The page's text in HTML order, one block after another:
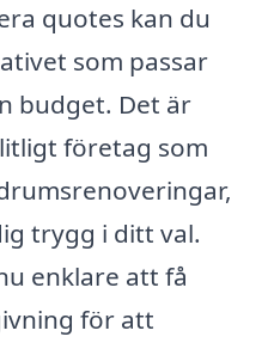
quotes kan du
som passar
budget. Det är
företag som
trygg i ditt val.
enklare att få
för att